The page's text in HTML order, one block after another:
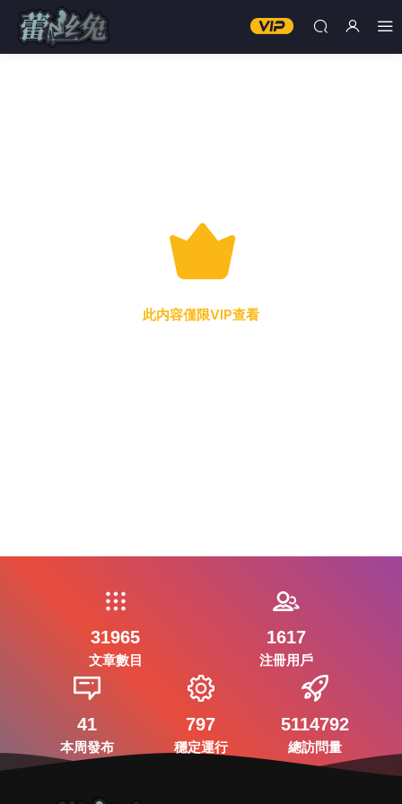
此内容僅限VIP查看
31965
文章數目
1617
注冊用戶
41
本周發布
797
穩定運行
5114792
總訪問量